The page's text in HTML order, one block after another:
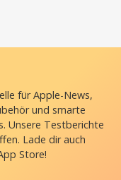
für Apple-News,
und smarte
Unsere Testberichte
Lade dir auch
Store!